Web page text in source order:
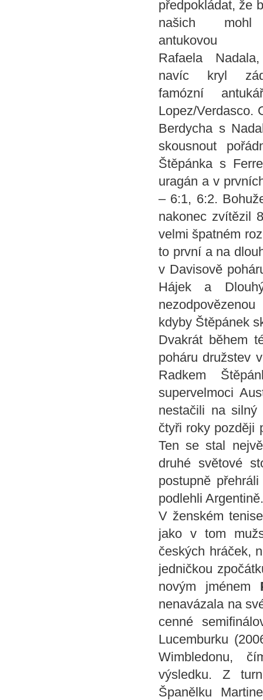
předpokládat, že
našich mohl
antukovou
Rafaela
navíc kryl
famózní
Lopez/Verdasco.
Berdycha s
skousnout
Štěpánka s
uragán a v
– 6:1, 6:2.
nakonec zvítězil
velmi špatném
to první a na
v Davisově
Hájek a
kdyby Štěpánek
Dvakrát během
poháru družstev
Radkem
supervelmoci
nestačili na
čtyři roky později
Ten se stal
druhé světové
postupně
podlehli Argentině.
V ženském
jako v tom
českých hráček,
jedničkou
novým jménem
nenavázala na
cenné
Lucemburku
Wimbledonu,
výsledku. Z
Španělku